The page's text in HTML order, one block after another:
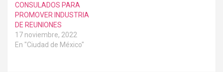
CONSULADOS PARA
PROMOVER INDUSTRIA
DE REUNIONES
17 noviembre, 2022
En "Ciudad de México"